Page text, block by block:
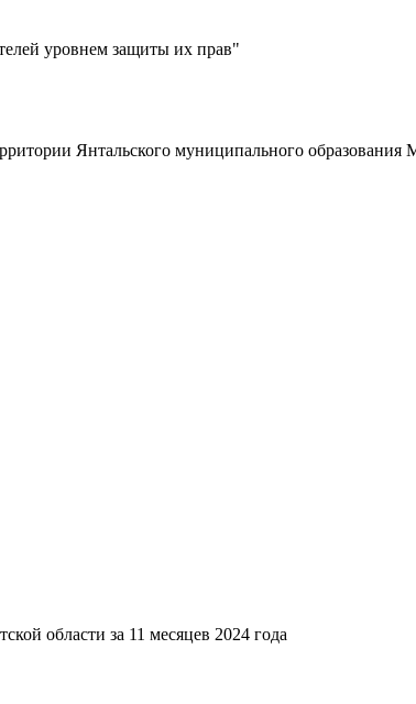
уровнем защиты их прав"
Янтальского муниципального
области за 11 месяцев 2024 года